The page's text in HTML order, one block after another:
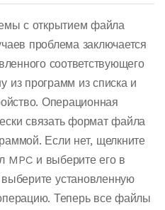
с открытием файла
проблема заключается
соответствующего
из программ из списка и
Операционная
связать формат файла
Если нет, щелкните
и выберите его в
установленную
Теперь все файлы